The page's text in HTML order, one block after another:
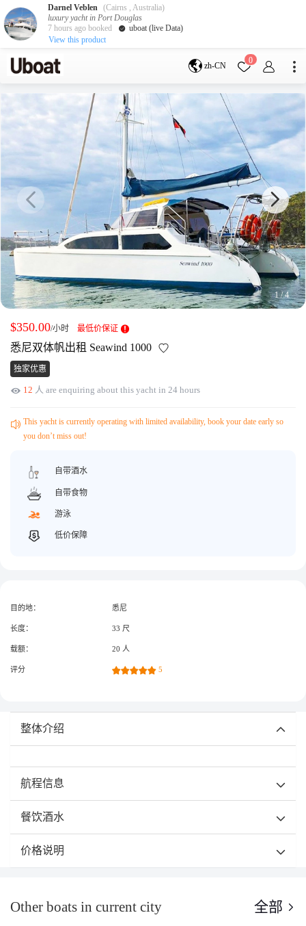
zh-CN
0
目的地
墨尔本
黄金海岸
悉尼
布里斯班
阿德莱德
珀斯
whitsundays
sunshine coast
新西兰
奥克兰
游艇活动
拼船海钓
包豪华艇
服务
获取游艇报价
关于众艇
关于我们
获得优惠码
Guaranteed fish
1/4
$350.00/小时 最低价保证
悉尼双体帆出租 Seawind 1000
独家优惠
12 人 are enquiring about this yacht in 24 hours
This yacht is currently operating with limited availability, book your date early so
you don’t miss out!
自带酒水
自带食物
游泳
低价保障
目的地： 悉尼
长度： 33 尺
载额： 20 人
评分 5
整体介绍
航程信息
餐饮酒水
价格说明
Other boats in current city 全部
Darnel Veblen (Cairns , Australia)
luxury yacht in Port Douglas
7 hours ago booked
uboat (live Data)
View this product